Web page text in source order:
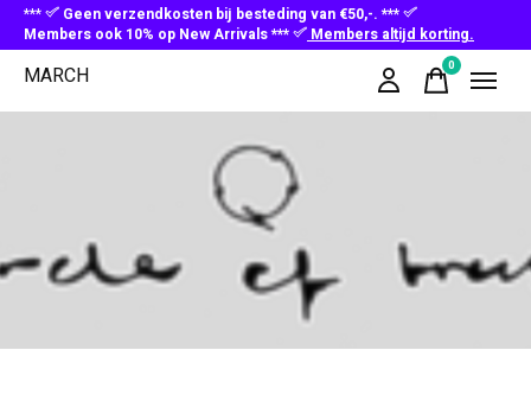
***
Geen verzendkosten bij besteding van €50,-. ***
Members ook 10% op New Arrivals ***
Members altijd korting.
MARCH 0items